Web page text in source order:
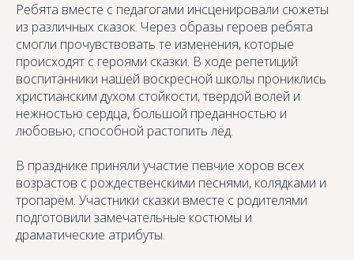
Ребята вместе с педагогами инсценировали сюжеты
из различных сказок. Через образы героев ребята
смогли прочувствовать те изменения, которые
происходят с героями сказки. В ходе репетиций
воспитанники нашей воскресной школы прониклись
христианским духом стойкости, твёрдой волей и
нежностью сердца, большой преданностью и
любовью, способной растопить лёд.
В празднике приняли участие певчие хоров всех
возрастов с рождественскими песнями, колядками и
тропарём. Участники сказки вместе с родителями
подготовили замечательные костюмы и
драматические атрибуты.